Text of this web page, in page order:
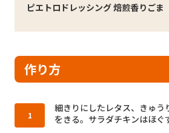
ピエトロドレッシング 焙煎香りごま
作り方
作り方1：
細きりにしたレタス、きゅう
をきる。サラダチキンはほぐ